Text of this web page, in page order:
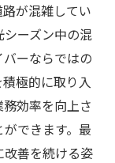
が混雑してい
ーズン中の混
ーならではの
極的に取り入
効率を向上さ
できます。最
善を続ける姿